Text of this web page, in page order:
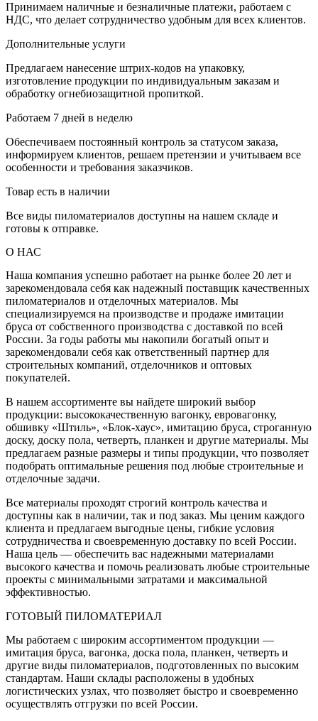
Принимаем наличные и безналичные платежи, работаем с
НДС, что делает сотрудничество удобным для всех клиентов.
Дополнительные услуги
Предлагаем нанесение штрих-кодов на упаковку,
изготовление продукции по индивидуальным заказам и
обработку огнебиозащитной пропиткой.
Работаем 7 дней в неделю
Обеспечиваем постоянный контроль за статусом заказа,
информируем клиентов, решаем претензии и учитываем все
особенности и требования заказчиков.
Товар есть в наличии
Все виды пиломатериалов доступны на нашем складе и
готовы к отправке.
О НАС
Наша компания успешно работает на рынке более 20 лет и
зарекомендовала себя как надежный поставщик качественных
пиломатериалов и отделочных материалов. Мы
специализируемся на производстве и продаже имитации
бруса от собственного производства с доставкой по всей
России. За годы работы мы накопили богатый опыт и
зарекомендовали себя как ответственный партнер для
строительных компаний, отделочников и оптовых
покупателей.
В нашем ассортименте вы найдете широкий выбор
продукции: высококачественную вагонку, евровагонку,
обшивку «Штиль», «Блок-хаус», имитацию бруса, строганную
доску, доску пола, четверть, планкен и другие материалы. Мы
предлагаем разные размеры и типы продукции, что позволяет
подобрать оптимальные решения под любые строительные и
отделочные задачи.
Все материалы проходят строгий контроль качества и
доступны как в наличии, так и под заказ. Мы ценим каждого
клиента и предлагаем выгодные цены, гибкие условия
сотрудничества и своевременную доставку по всей России.
Наша цель — обеспечить вас надежными материалами
высокого качества и помочь реализовать любые строительные
проекты с минимальными затратами и максимальной
эффективностью.
ГОТОВЫЙ ПИЛОМАТЕРИАЛ
Мы работаем с широким ассортиментом продукции —
имитация бруса, вагонка, доска пола, планкен, четверть и
другие виды пиломатериалов, подготовленных по высоким
стандартам. Наши склады расположены в удобных
логистических узлах, что позволяет быстро и своевременно
осуществлять отгрузки по всей России.